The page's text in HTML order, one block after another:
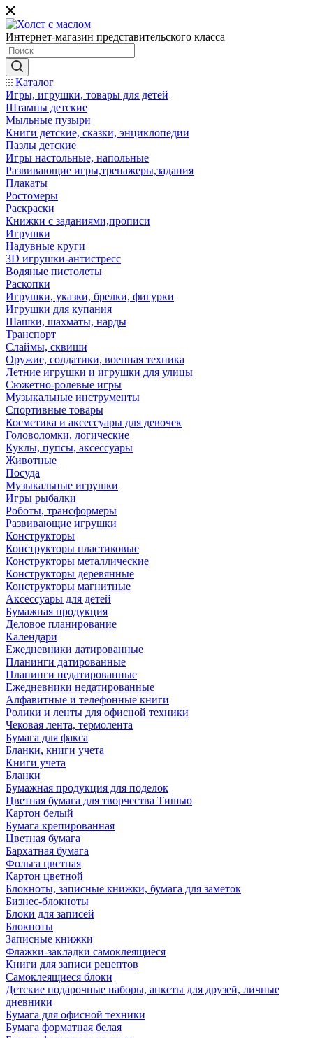
Интернет-магазин представительского класса
Каталог
Игры, игрушки, товары для детей
Штампы детские
Мыльные пузыри
Книги детские, сказки, энциклопедии
Пазлы детские
Игры настольные, напольные
Развивающие игры,тренажеры,задания
Плакаты
Ростомеры
Раскраски
Книжки с заданиями,прописи
Игрушки
Надувные круги
3D игрушки-антистресс
Водяные пистолеты
Раскопки
Игрушки, указки, брелки, фигурки
Игрушки для купания
Шашки, шахматы, нарды
Транспорт
Слаймы, сквиши
Оружие, солдатики, военная техника
Летние игрушки и игрушки для улицы
Сюжетно-ролевые игры
Музыкальные инструменты
Спортивные товары
Косметика и аксессуары для девочек
Головоломки, логические
Куклы, пупсы, аксессуары
Животные
Посуда
Музыкальные игрушки
Игры рыбалки
Роботы, трансформеры
Развивающие игрушки
Конструкторы
Конструкторы пластиковые
Конструкторы металлические
Конструкторы деревянные
Конструкторы магнитные
Аксессуары для детей
Бумажная продукция
Деловое планирование
Календари
Ежедневники датированные
Планинги датированные
Планинги недатированные
Ежедневники недатированные
Алфавитные и телефонные книги
Ролики и ленты для офисной техники
Чековая лента, термолента
Бумага для факса
Бланки, книги учета
Книги учета
Бланки
Бумажная продукция для поделок
Цветная бумага для творчества Тишью
Картон белый
Бумага крепированная
Цветная бумага
Бархатная бумага
Фольга цветная
Картон цветной
Блокноты, записные книжки, бумага для заметок
Бизнес-блокноты
Блоки для записей
Блокноты
Записные книжки
Флажки-закладки самоклеящиеся
Книги для записи рецептов
Самоклеящиеся блоки
Детские подарочные наборы, анкеты для друзей, личные
дневники
Бумага для офисной техники
Бумага форматная белая